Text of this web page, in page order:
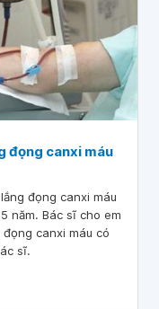
đọng canxi máu
đọng canxi máu
năm. Bác sĩ cho em
canxi máu có
sĩ.